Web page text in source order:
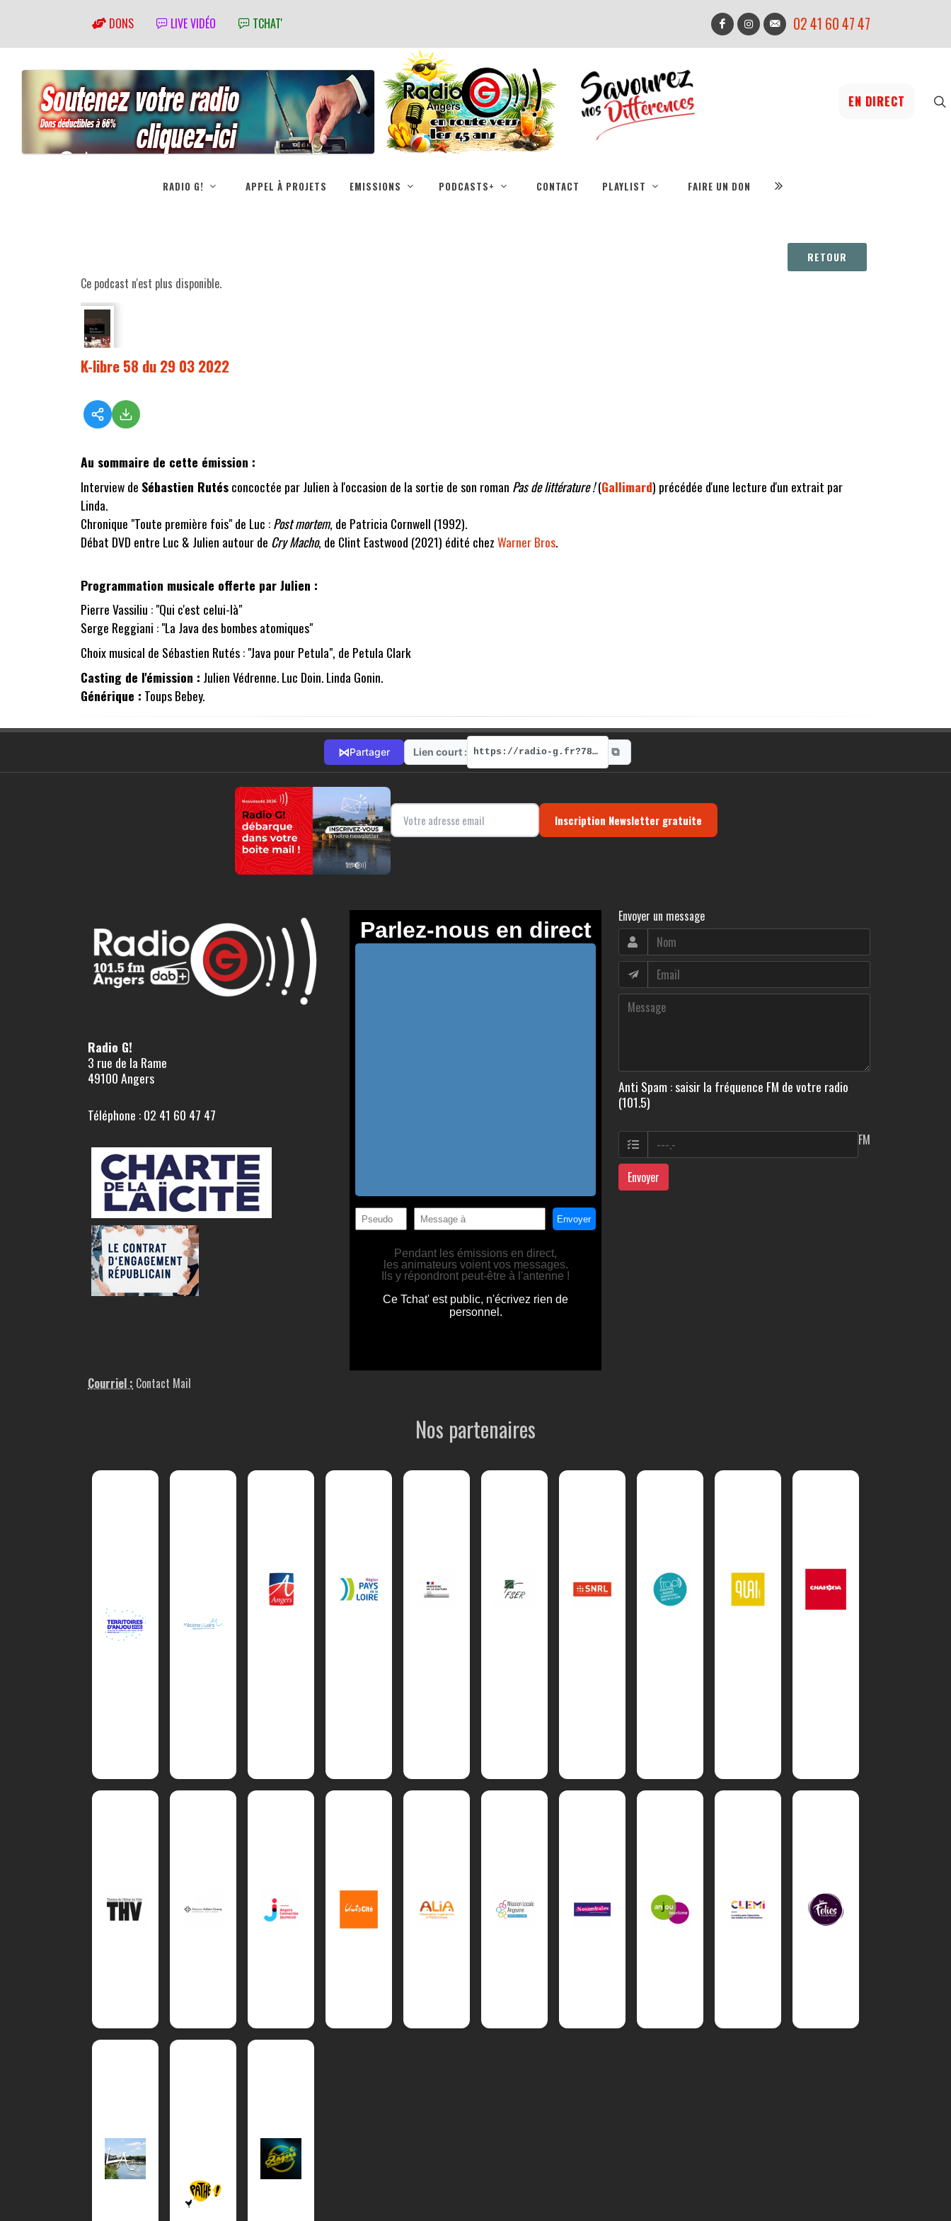
DONS LIVE VIDÉO TCHAT' 02 41 60 47 47
EN DIRECT
RADIO G! APPEL À PROJETS EMISSIONS PODCASTS+ CONTACT PLAYLIST FAIRE UN DON
RETOUR
Ce podcast n'est plus disponible.
K-libre 58 du 29 03 2022
Au sommaire de cette émission :
Interview de Sébastien Rutésconcoctée par Julien à l'occasion de la sortie de son roman Pas de littérature !(Gallimard) précédée d'une lecture d'un extrait par
Linda.
Chronique "Toute première fois" de Luc :Post mortem, de Patricia Cornwell (1992).
Débat DVD entre Luc & Julien autour de Cry Macho, de Clint Eastwood (2021) édité chezWarner Bros.
Programmation musicale offerte par Julien :
Pierre Vassiliu : "Qui c'est celui-là"
Serge Reggiani : "La Java des bombes atomiques"
Choix musical de Sébastien Rutés : "Java pour Petula", de Petula Clark
Casting de l'émission : Julien Védrenne. Luc Doin. Linda Gonin.
Générique : Toups Bebey.
⋈Partager Lien court : https://radio-g.fr?7860 ⧉
Inscription Newsletter gratuite
Radio G!
3 rue de la Rame
49100 Angers
Téléphone : 02 41 60 47 47
Courriel : Contact Mail
Envoyer un message
Anti Spam : saisir la fréquence FM de votre radio
(101.5)
FM
Envoyer
Nos partenaires